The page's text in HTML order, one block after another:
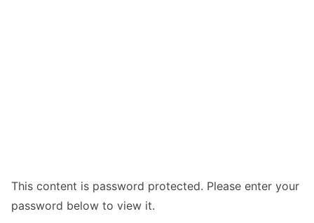
This content is password protected. Please enter your
password below to view it.